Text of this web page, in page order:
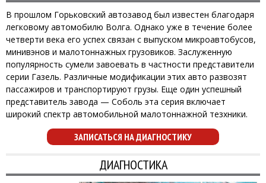
В прошлом Горьковский автозавод был известен благодаря
легковому автомобилю Волга. Однако уже в течение более
четверти века его успех связан с выпуском микроавтобусов,
минивэнов и малотоннажных грузовиков. Заслуженную
популярность сумели завоевать в частности представители
серии Газель. Различные модификации этих авто развозят
пассажиров и транспортируют грузы. Еще один успешный
представитель завода — Соболь эта серия включает
широкий спектр автомобильной малотоннажной тезхники.
ЗАПИСАТЬСЯ НА ДИАГНОСТИКУ
ДИАГНОСТИКА